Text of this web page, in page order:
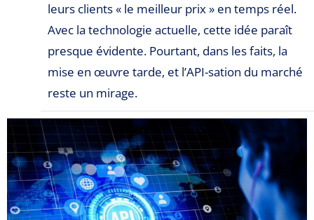
leurs clients « le meilleur prix » en temps réel.
Avec la technologie actuelle, cette idée paraît
presque évidente. Pourtant, dans les faits, la
mise en œuvre tarde, et l’API-sation du marché
reste un mirage.